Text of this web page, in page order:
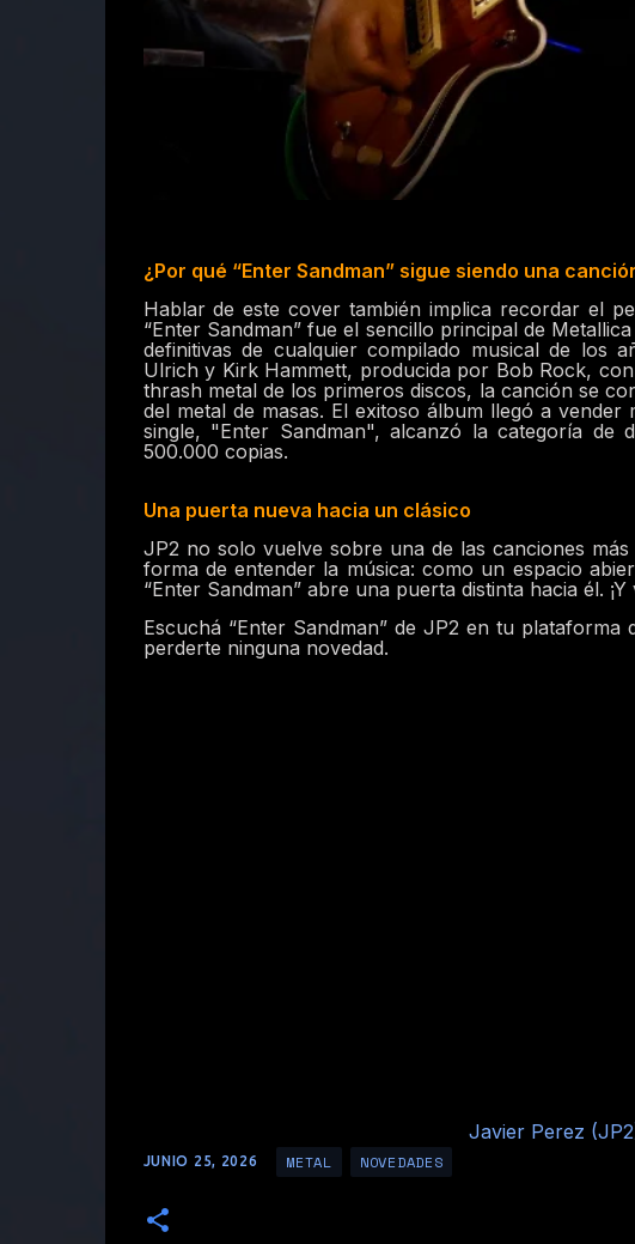
¿Por qué “Enter Sandman” sigue siendo una
Hablar de este cover también implica recordar el
“Enter Sandman” fue el sencillo principal de
definitivas de cualquier compilado musical de los
Ulrich y Kirk Hammett, producida por Bob Rock,
thrash metal de los primeros discos, la canción se
del metal de masas. El exitoso álbum llegó a
single, "Enter Sandman", alcanzó la categoría
500.000 copias.
Una puerta nueva hacia un clásico
JP2 no solo vuelve sobre una de las canciones
forma de entender la música: como un espacio
“Enter Sandman” abre una puerta distinta hacia él.
Escuchá “Enter Sandman” de JP2 en tu
perderte ninguna novedad.
Javier Perez
JUNIO 25, 2026 METAL NOVEDADES